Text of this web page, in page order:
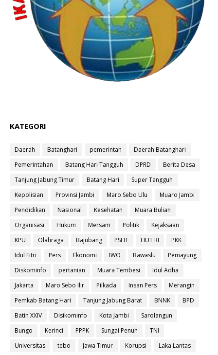
KATEGORI
Daerah Batanghari pemerintah
Daerah Batanghari
Pemerintahan
Batang Hari Tangguh DPRD
Berita Desa
Tanjung Jabung Timur
Batang Hari
Super Tangguh
Kepolisian
Provinsi Jambi Maro Sebo Ulu
Muaro Jambi
Pendidikan
Nasional Kesehatan
Muara Bulian
Organisasi
Hukum Mersam Politik
Kejaksaan
KPU
Olahraga Bajubang PSHT HUT RI
PKK
Idul Fitri
Pers Ekonomi IWO Bawaslu
Pemayung
Diskominfo
pertanian Muara Tembesi
Idul Adha
Jakarta
Maro Sebo Ilir Pilkada Insan Pers
Merangin
Pemkab Batang Hari
Tanjung Jabung Barat BNNK
BPD
Batin XXIV
Disikominfo Kota Jambi
Sarolangun
Bungo
Kerinci PPPK Sungai Penuh
TNI
Universitas
tebo Jawa Timur Korupsi
Laka Lantas